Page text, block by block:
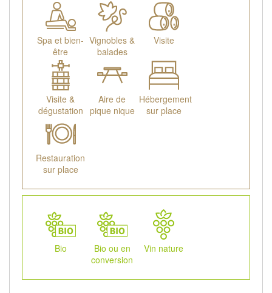
Spa et bien-
être
Vignobles &
balades
Visite
Visite &
dégustation
Aire de
pique nique
Hébergement
sur place
Restauration
sur place
Bio
Bio ou en
conversion
Vin nature